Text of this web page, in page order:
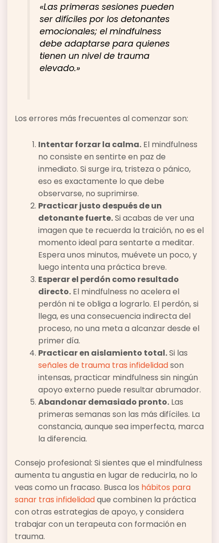
«Las primeras sesiones pueden
ser difíciles por los detonantes
emocionales; el mindfulness
debe adaptarse para quienes
tienen un nivel de trauma
elevado.»
Los errores más frecuentes al comenzar son:
Intentar forzar la calma. El mindfulness
no consiste en sentirte en paz de
inmediato. Si surge ira, tristeza o pánico,
eso es exactamente lo que debe
observarse, no suprimirse.
Practicar justo después de un
detonante fuerte.Si acabas de ver una
imagen que te recuerda la traición, no es el
momento ideal para sentarte a meditar.
Espera unos minutos, muévete un poco, y
luego intenta una práctica breve.
Esperar el perdón como resultado
directo. El mindfulness no acelera el
perdón ni te obliga a lograrlo. El perdón, si
llega, es una consecuencia indirecta del
proceso, no una meta a alcanzar desde el
primer día.
Practicar en aislamiento total.Si las
señales de trauma tras infidelidadson
intensas, practicar mindfulness sin ningún
apoyo externo puede resultar abrumador.
Abandonar demasiado pronto. Las
primeras semanas son las más difíciles. La
constancia, aunque sea imperfecta, marca
la diferencia.
Consejo profesional: Si sientes que el mindfulness
aumenta tu angustia en lugar de reducirla, no lo
veas como un fracaso. Busca los hábitos para
sanar tras infidelidadque combinen la práctica
con otras estrategias de apoyo, y considera
trabajar con un terapeuta con formación en
trauma.